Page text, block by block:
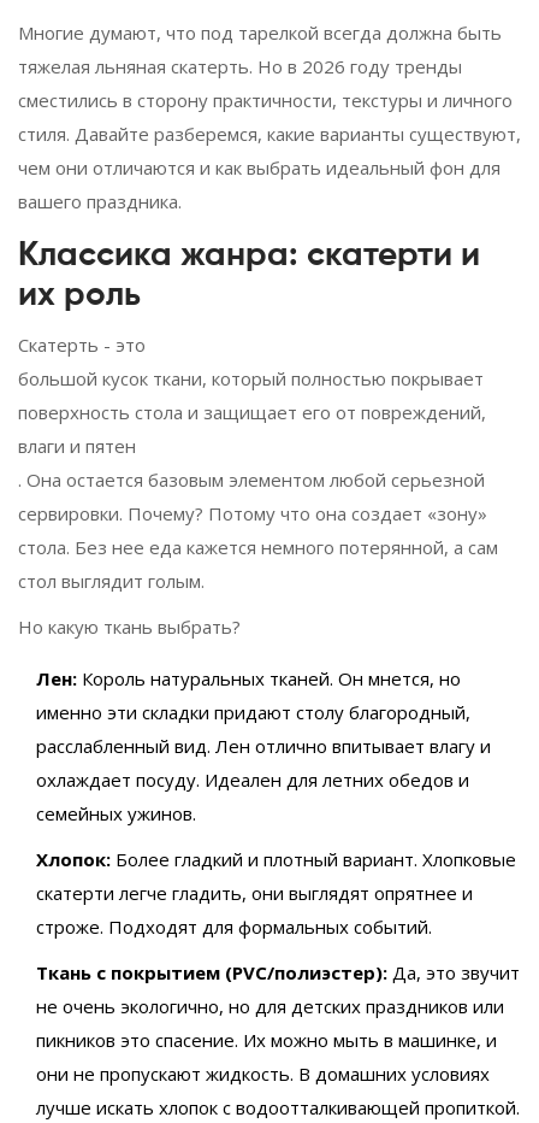
Многие думают, что под тарелкой всегда должна быть
тяжелая льняная скатерть. Но в 2026 году тренды
сместились в сторону практичности, текстуры и личного
стиля. Давайте разберемся, какие варианты существуют,
чем они отличаются и как выбрать идеальный фон для
вашего праздника.
Классика жанра: скатерти и
их роль
Скатерть - это
большой кусок ткани, который полностью покрывает
поверхность стола и защищает его от повреждений,
влаги и пятен
. Она остается базовым элементом любой серьезной
сервировки. Почему? Потому что она создает «зону»
стола. Без нее еда кажется немного потерянной, а сам
стол выглядит голым.
Но какую ткань выбрать?
Лен: Король натуральных тканей. Он мнется, но
именно эти складки придают столу благородный,
расслабленный вид. Лен отлично впитывает влагу и
охлаждает посуду. Идеален для летних обедов и
семейных ужинов.
Хлопок: Более гладкий и плотный вариант. Хлопковые
скатерти легче гладить, они выглядят опрятнее и
строже. Подходят для формальных событий.
Ткань с покрытием (PVC/полиэстер): Да, это звучит
не очень экологично, но для детских праздников или
пикников это спасение. Их можно мыть в машинке, и
они не пропускают жидкость. В домашних условиях
лучше искать хлопок с водоотталкивающей пропиткой.